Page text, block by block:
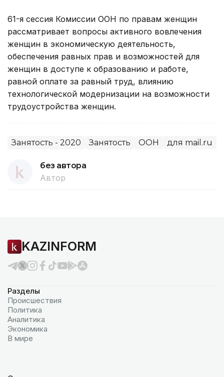
61-я сессия Комиссии ООН по правам женщин
рассматривает вопросы активного вовлечения
женщин в экономическую деятельность,
обеспечения равных прав и возможностей для
женщин в доступе к образованию и работе,
равной оплате за равный труд, влиянию
технологической модернизации на возможности
трудоустройства женщин.
Занятость - 2020 Занятость ООН для mail.ru
без автора
Автор
KAZINFORM
Разделы
Происшествия
Политика
Аналитика
Экономика
В мире